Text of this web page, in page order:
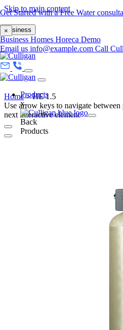
Skip to main content
Get Started with a Free Water
×
Business
Business Homes Horeca Demo
Email us info@example.com Call
Products
x
Back
Products
Home>HE 1.5
Use arrow keys to navigate
next interactive element